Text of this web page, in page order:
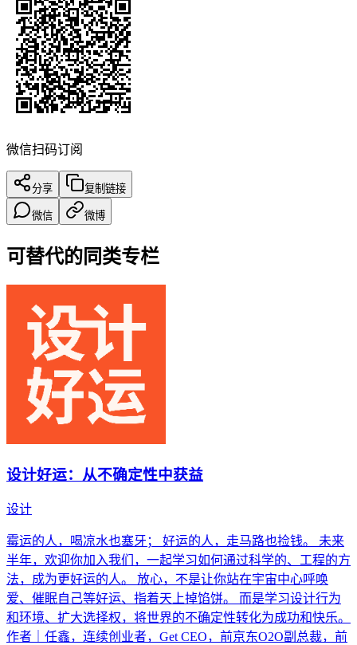
微信扫码订阅
分享 复制链接
微信 微博
可替代的同类专栏
设计好运：从不确定性中获益
设计
霉运的人，喝凉水也塞牙； 好运的人，走马路也捡钱。 未来
半年，欢迎你加入我们，一起学习如何通过科学的、工程的方
法，成为更好运的人。 放心，不是让你站在宇宙中心呼唤
爱、催眠自己等好运、指着天上掉馅饼。 而是学习设计行为
和环境、扩大选择权，将世界的不确定性转化为成功和快乐。
作者｜任鑫，连续创业者，Get CEO，前京东O2O副总裁，前